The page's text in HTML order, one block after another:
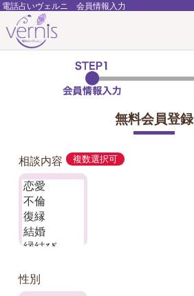
電話占いヴェルニ 会員情報入力
無料会員登録
相談内容 複数選択可
性別